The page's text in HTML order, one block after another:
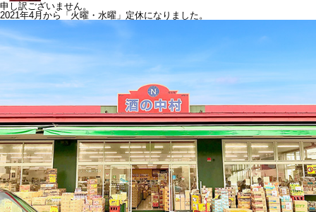
申し訳ございません。
2021年4月から「火曜・水曜」定休になりました。